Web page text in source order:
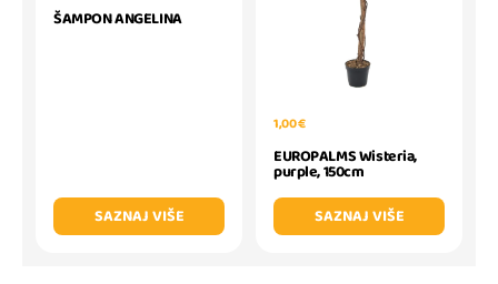
ŠAMPON ANGELINA
SAZNAJ VIŠE
1,00 €
EUROPALMS Wisteria,
purple, 150cm
SAZNAJ VIŠE